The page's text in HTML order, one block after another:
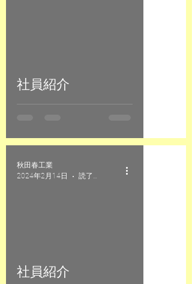
社員紹介
社員紹介
秋田春工業
2024年2月14日
読了時間: 1分